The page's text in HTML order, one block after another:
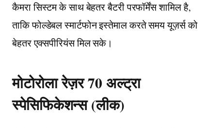
कैमरा सिस्टम के साथ बेहतर बैटरी परफॉर्मेंस शामिल है,
ताकि फोल्डेबल स्मार्टफोन इस्तेमाल करते समय यूज़र्स को
बेहतर एक्सपीरियंस मिल सके।
मोटोरोला रेज़र 70 अल्ट्रा
स्पेसिफिकेशन्स (लीक)